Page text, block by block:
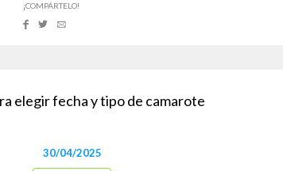
¡COMPÁRTELO!
elegir fecha y tipo de camarote
30/04/2025